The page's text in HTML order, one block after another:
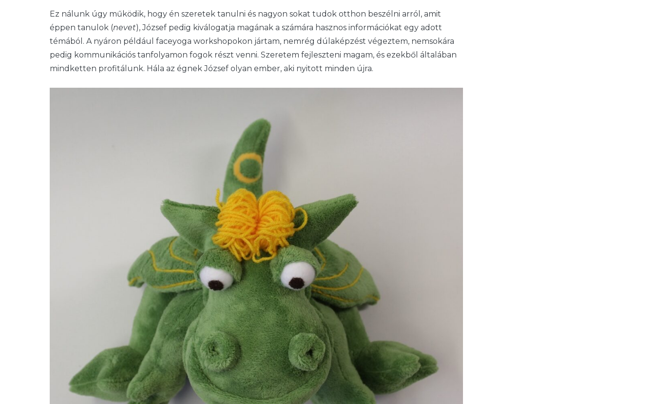
Ez nálunk úgy működik, hogy én szeretek tanulni és nagyon sokat tudok otthon beszélni arról, amit
éppen tanulok (nevet), József pedig kiválogatja magának a számára hasznos információkat egy adott
témából. A nyáron például faceyoga workshopokon jártam, nemrég dúlaképzést végeztem, nemsokára
pedig kommunikációs tanfolyamon fogok részt venni. Szeretem fejleszteni magam, és ezekből általában
mindketten profitálunk. Hála az égnek József olyan ember, aki nyitott minden újra.